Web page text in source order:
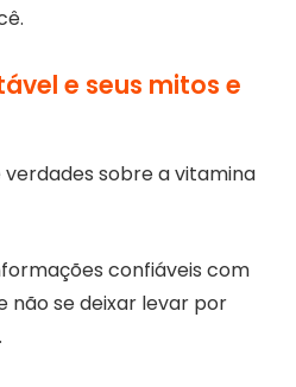
e seus mitos e
sobre a vitamina
confiáveis com
não se deixar levar por